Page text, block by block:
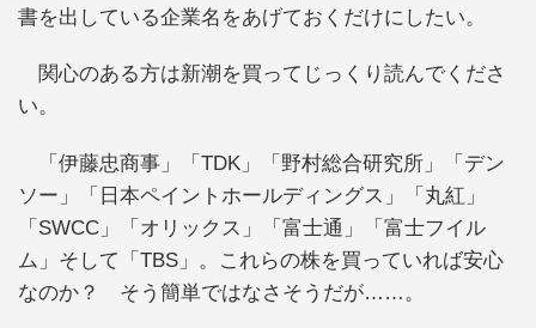
書を出している企業名をあげておくだけにしたい。
関心のある方は新潮を買ってじっくり読んでくださ
い。
「伊藤忠商事」「TDK」「野村総合研究所」「デン
ソー」「日本ペイントホールディングス」「丸紅」
「SWCC」「オリックス」「富士通」「富士フイル
ム」そして「TBS」。これらの株を買っていれば安心
なのか？ そう簡単ではなさそうだが……。